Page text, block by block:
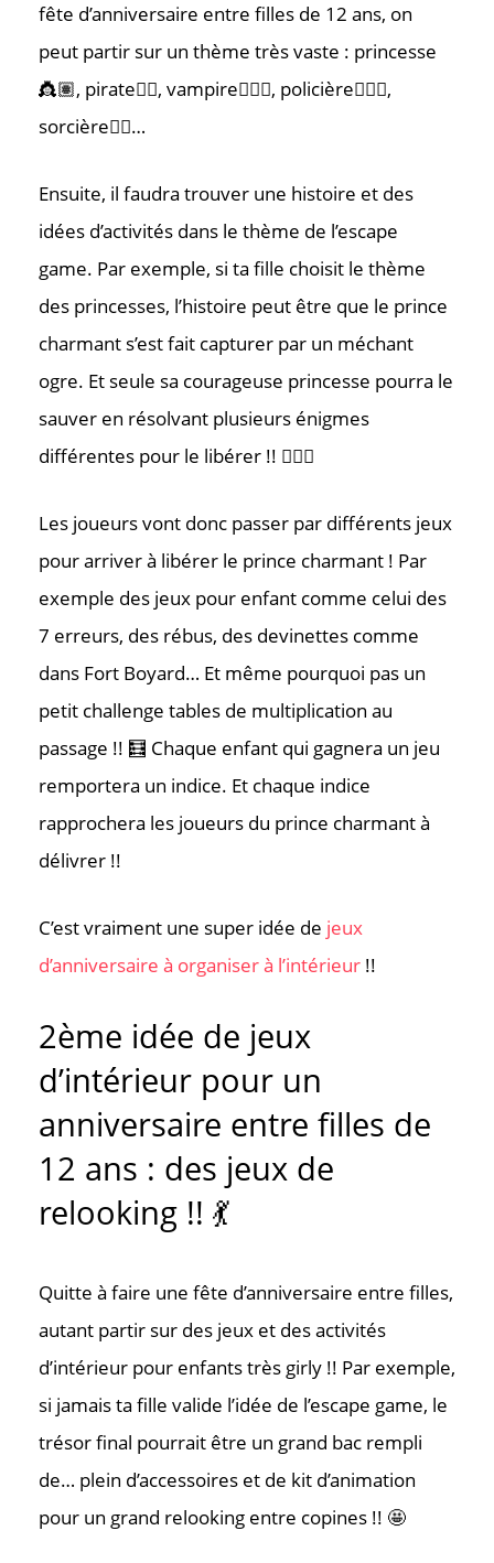
fête d’anniversaire entre filles de 12 ans, on
peut partir sur un thème très vaste : princesse
👸🏽, pirate🏴‍☠️, vampire🧛🏻‍♀️, policière👮🏼‍♀️,
sorcière🧙‍♀️…
Ensuite, il faudra trouver une histoire et des
idées d’activités dans le thème de l’escape
game. Par exemple, si ta fille choisit le thème
des princesses, l’histoire peut être que le prince
charmant s’est fait capturer par un méchant
ogre. Et seule sa courageuse princesse pourra le
sauver en résolvant plusieurs énigmes
différentes pour le libérer !! 🦸🏼‍♀️
Les joueurs vont donc passer par différents jeux
pour arriver à libérer le prince charmant ! Par
exemple des jeux pour enfant comme celui des
7 erreurs, des rébus, des devinettes comme
dans Fort Boyard… Et même pourquoi pas un
petit challenge tables de multiplication au
passage !! 🧮 Chaque enfant qui gagnera un jeu
remportera un indice. Et chaque indice
rapprochera les joueurs du prince charmant à
délivrer !!
C’est vraiment une super idée de jeux
d’anniversaire à organiser à l’intérieur !!
2ème idée de jeux
d’intérieur pour un
anniversaire entre filles de
12 ans : des jeux de
relooking !! 💃
Quitte à faire une fête d’anniversaire entre filles,
autant partir sur des jeux et des activités
d’intérieur pour enfants très girly !! Par exemple,
si jamais ta fille valide l’idée de l’escape game, le
trésor final pourrait être un grand bac rempli
de… plein d’accessoires et de kit d’animation
pour un grand relooking entre copines !! 🤩